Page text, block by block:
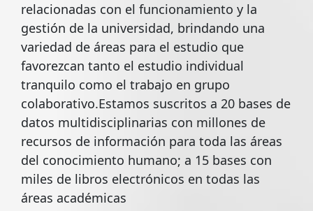
relacionadas con el funcionamiento y la
gestión de la universidad, brindando una
variedad de áreas para el estudio que
favorezcan tanto el estudio individual
tranquilo como el trabajo en grupo
colaborativo.Estamos suscritos a 20 bases de
datos multidisciplinarias con millones de
recursos de información para toda las áreas
del conocimiento humano; a 15 bases con
miles de libros electrónicos en todas las
áreas académicas